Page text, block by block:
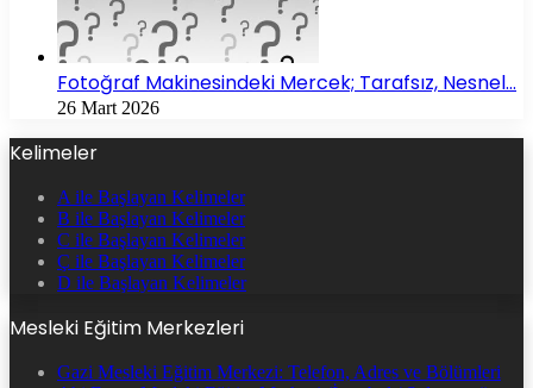
Fotoğraf Makinesindeki Mercek; Tarafsız, Nesnel…
26 Mart 2026
Kelimeler
A ile Başlayan Kelimeler
B ile Başlayan Kelimeler
C ile Başlayan Kelimeler
Ç ile Başlayan Kelimeler
D ile Başlayan Kelimeler
Mesleki Eğitim Merkezleri
Gazi Mesleki Eğitim Merkezi: Telefon, Adres ve Bölümleri